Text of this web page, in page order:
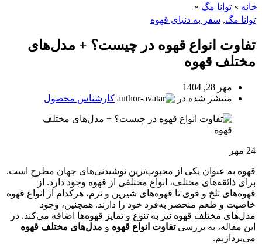
خانه » توانا مگ »
توانا مگ, سفر به دنیای قهوه
تفاوت انواع قهوه در چیست؟ + مدل‌های
مختلف قهوه
مهر 28, 1404
منتشر شده در
کارشناس محصول
24 مهر
قهوه به عنوان یکی از محبوب‌ترین نوشیدنی‌های جهان مطرح است.
برای ذائقه‌های مختلف، انواع مختلفی از قهوه وجود دارد. از
قهوه‌های تلخ و قوی تا قهوه‌های شیرین و نرم، هرکدام از انواع قهوه
خاصیت و طعم منحصر به‌فرد خود را دارند. همچنین، وجود
مدل‌های مختلف قهوه نیز به تنوع و تمایز قهوه‌ها اضافه می‌کند. در
این مقاله، به بررسیتفاوت‌ انواع قهوه و مدل‌های مختلف قهوه
می‌پردازیم.